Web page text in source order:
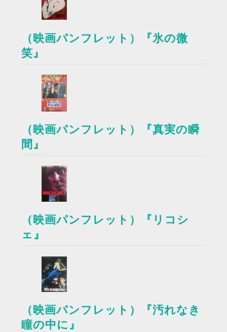
（映画パンフレット）『氷の微
笑』
（映画パンフレット）『真実の瞬
間』
（映画パンフレット）『リコシ
ェ』
（映画パンフレット）『汚れなき
瞳の中に』